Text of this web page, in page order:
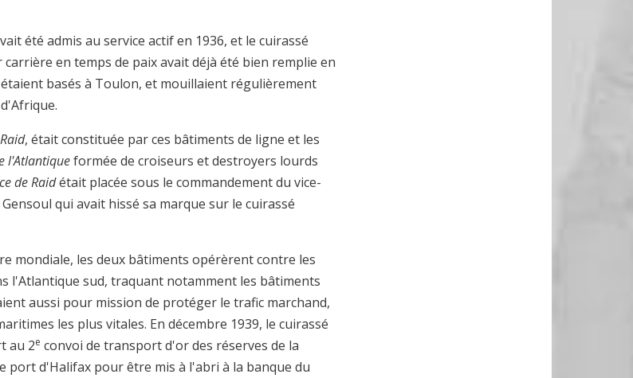
été admis au service actif en 1936, et le cuirassé
carrière en temps de paix avait déjà été bien remplie en
étaient basés à Toulon, et mouillaient régulièrement
, était constituée par ces bâtiments de ligne et les
l'Atlantiqueformée de croiseurs et destroyers lourds
de Raidétait placée sous le commandement du vice-
qui avait hissé sa marque sur le cuirassé
mondiale, les deux bâtiments opérèrent contre les
l'Atlantique sud, traquant notamment les bâtiments
aussi pour mission de protéger le trafic marchand,
les plus vitales. En décembre 1939, le cuirassé
au 2e convoi de transport d'or des réserves de la
port d'Halifax pour être mis à l'abri à la banque du